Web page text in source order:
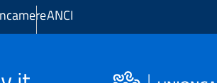
ANCI